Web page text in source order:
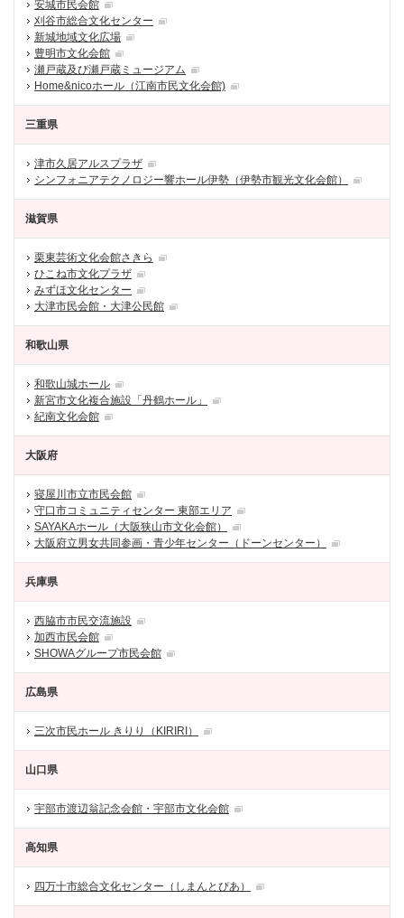
安城市民会館
刈谷市総合文化センター
新城地域文化広場
豊明市文化会館
瀬戸蔵及び瀬戸蔵ミュージアム
Home&nicoホール（江南市民文化会館)
三重県
津市久居アルスプラザ
シンフォニアテクノロジー響ホール伊勢（伊勢市観光文化会館）
滋賀県
栗東芸術文化会館さきら
ひこね市文化プラザ
みずほ文化センター
大津市民会館・大津公民館
和歌山県
和歌山城ホール
新宮市文化複合施設「丹鶴ホール」
紀南文化会館
大阪府
寝屋川市立市民会館
守口市コミュニティセンター 東部エリア
SAYAKAホール（大阪狭山市文化会館）
大阪府立男女共同参画・青少年センター（ドーンセンター）
兵庫県
西脇市市民交流施設
加西市民会館
SHOWAグループ市民会館
広島県
三次市民ホール きりり（KIRIRI）
山口県
宇部市渡辺翁記念会館・宇部市文化会館
高知県
四万十市総合文化センター（しまんとぴあ）